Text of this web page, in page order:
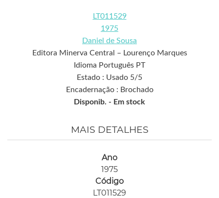
LT011529
1975
Daniel de Sousa
Editora Minerva Central – Lourenço Marques
Idioma Português PT
Estado : Usado 5/5
Encadernação : Brochado
Disponib. - Em stock
MAIS DETALHES
Ano
1975
Código
LT011529